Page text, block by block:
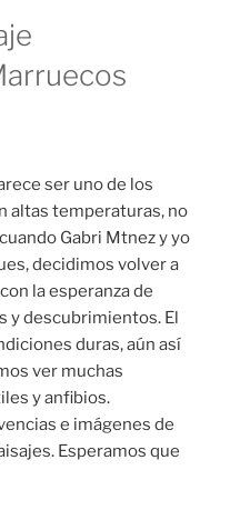
ser uno de los
altas temperaturas, no
Gabri Mtnez y yo
decidimos volver a
la esperanza de
y descubrimientos. El
duras, aún así
ver muchas
y anfibios.
e imágenes de
Esperamos que